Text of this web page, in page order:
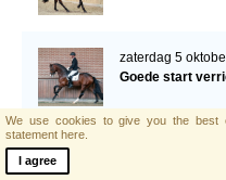
zaterdag 5
Goede start
We use cookies to give you the best
statement here.
I agree